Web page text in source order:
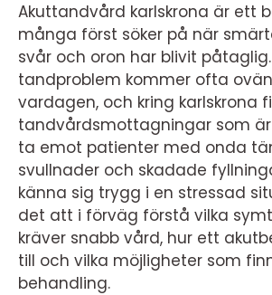
Akuttandvård karlskrona är ett
många först söker på när
svår och oron har blivit
tandproblem kommer ofta
vardagen, och kring karlskrona
tandvårdsmottagningar som
ta emot patienter med onda
svullnader och skadade
känna sig trygg i en stressad
det att i förväg förstå vilka
kräver snabb vård, hur ett
till och vilka möjligheter som
behandling.